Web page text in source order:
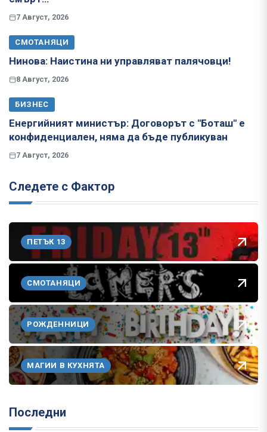
7 Август, 2026
СМОТАНЯЦИ
Нинова: Наистина ни управляват палячовци!
8 Август, 2026
БИЗНЕС
Енергийният министър: Договорът с "Боташ" е
конфиденциален, няма да бъде публикуван
7 Август, 2026
Следете с Фактор
ПЕТЪК 13
СМОТАНЯЦИ
РОЖДЕННИЦИ
МАГИИ В КУХНЯТА
Последни